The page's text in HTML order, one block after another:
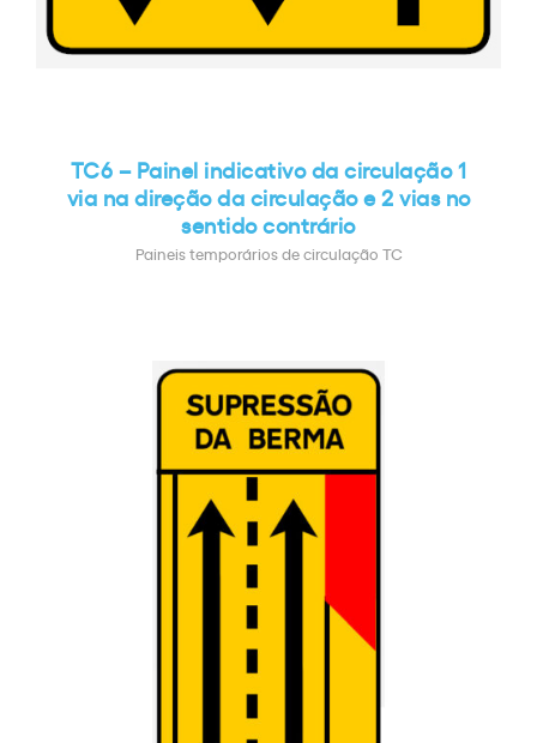
TC6 – Painel indicativo da circulação 1
via na direção da circulação e 2 vias no
sentido contrário
Paineis temporários de circulação TC